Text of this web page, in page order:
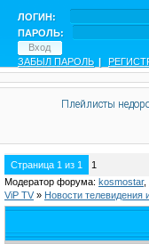
ЛОГИН:
ПАРОЛЬ:
ЗАБЫЛ ПАРОЛЬ |
Плейлисты
Страница 1 из 1
1
Модератор форума: kosmostar,
ViP TV » Новости телевидения